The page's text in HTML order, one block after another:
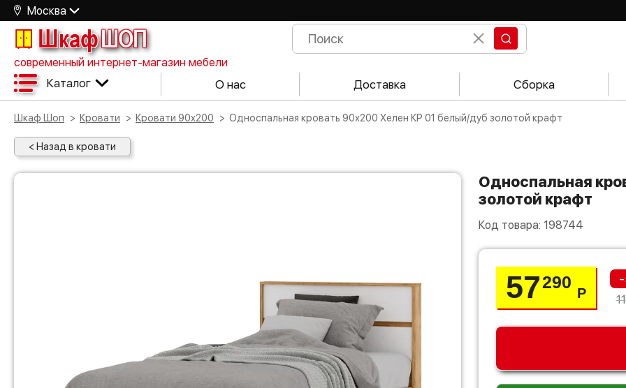
Москва
ШкафШОП
современный интернет-магазин мебели
Каталог О нас Доставка Сборка
Шкаф Шоп Кровати Кровати 90х200 Односпальная кровать 90х200 Хелен КР 01 белый/дуб золотой крафт
< Назад в кровати
Односпальная кровать 90х200 Хелен КР 01 белый/дуб
золотой крафт
Код товара: 198744
57290
Р